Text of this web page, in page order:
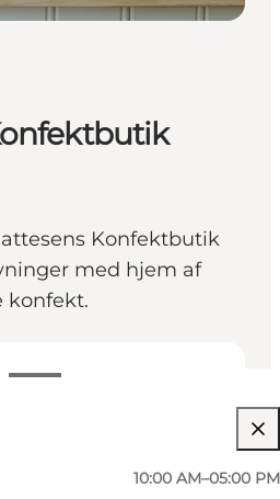
Konfektbutik
med hjem af
konfekt.
10:00 AM–05:00 PM